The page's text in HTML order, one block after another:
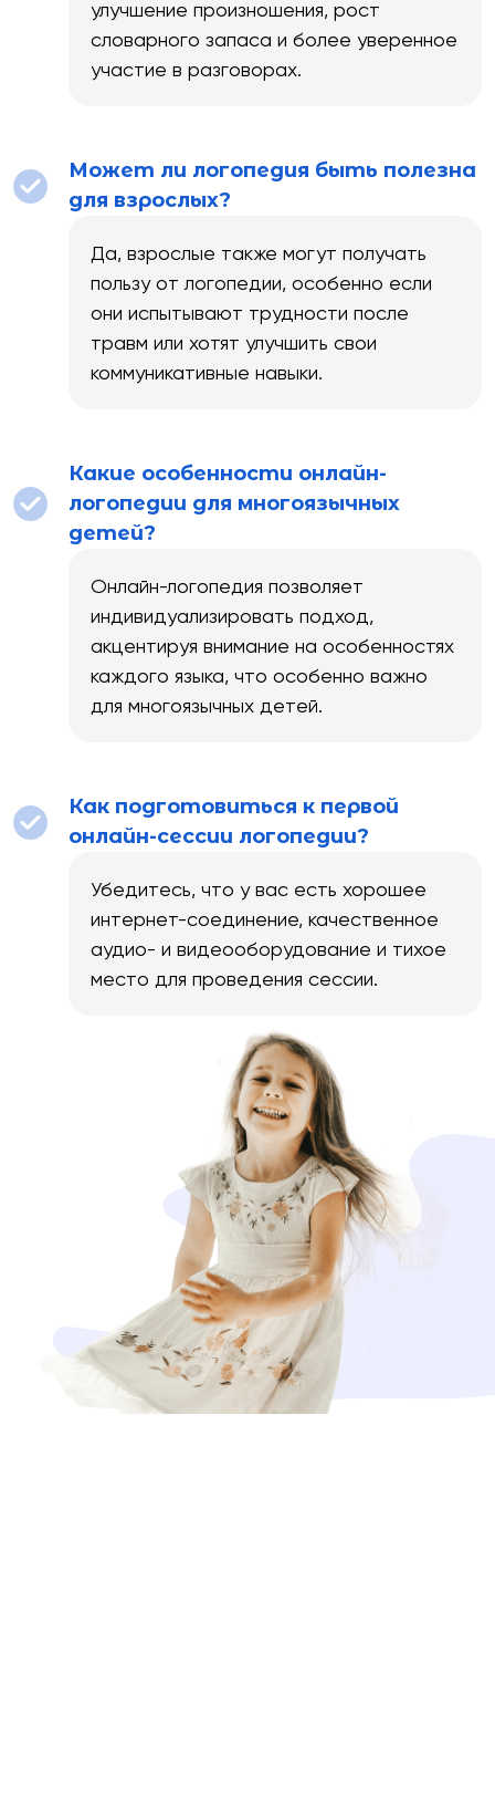
улучшение произношения, рост
словарного запаса и более уверенное
участие в разговорах.
Может ли логопедия быть полезна
для взрослых?
Да, взрослые также могут получать
пользу от логопедии, особенно если
они испытывают трудности после
травм или хотят улучшить свои
коммуникативные навыки.
Какие особенности онлайн-
логопедии для многоязычных
детей?
Онлайн-логопедия позволяет
индивидуализировать подход,
акцентируя внимание на особенностях
каждого языка, что особенно важно
для многоязычных детей.
Как подготовиться к первой
онлайн-сессии логопедии?
Убедитесь, что у вас есть хорошее
интернет-соединение, качественное
аудио- и видеооборудование и тихое
место для проведения сессии.